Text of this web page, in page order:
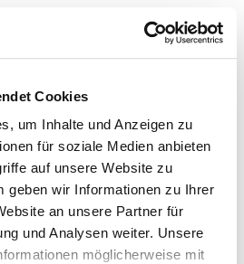
Cookies
um Inhalte und Anzeigen zu
für soziale Medien anbieten
auf unsere Website zu
geben wir Informationen zu Ihrer
an unsere Partner für
und Analysen weiter. Unsere
möglicherweise mit